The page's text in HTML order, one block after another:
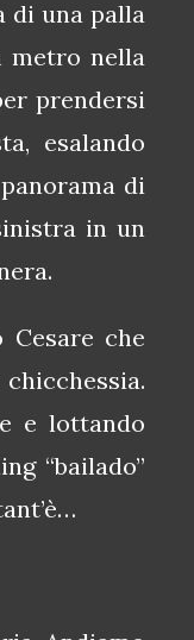
di una palla
metro nella
prendersi
esalando
di
in un
che
e lottando
“bailado”